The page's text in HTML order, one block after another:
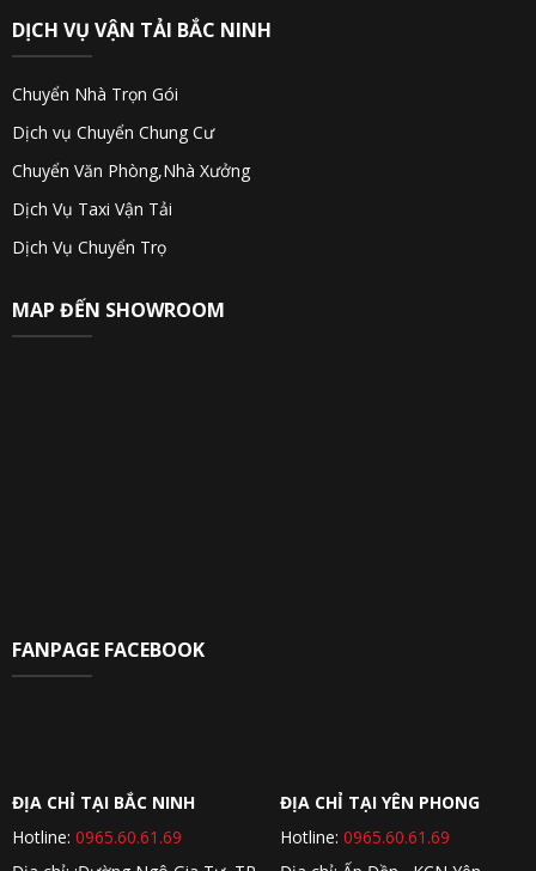
DỊCH VỤ VẬN TẢI BẮC NINH
Chuyển Nhà Trọn Gói
Dịch vụ Chuyển Chung Cư
Chuyển Văn Phòng,Nhà Xưởng
Dịch Vụ Taxi Vận Tải
Dịch Vụ Chuyển Trọ
MAP ĐẾN SHOWROOM
FANPAGE FACEBOOK
ĐỊA CHỈ TẠI BẮC NINH
Hotline: 0965.60.61.69
ĐỊA CHỈ TẠI YÊN PHONG
Hotline: 0965.60.61.69